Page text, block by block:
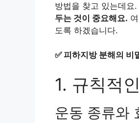
방법을 찾고 있는데요.
두는 것이 중요해요.
도록 하겠습니다.
✅ 피하지방 분해의 비
1. 규칙적
운동 종류와